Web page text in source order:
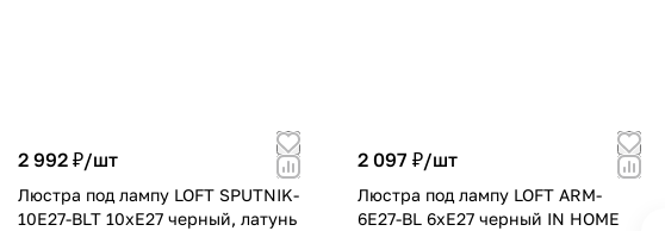
2 992 ₽/шт
Люстра под лампу LOFT SPUTNIK-
10E27-BLT 10хЕ27 черный, латунь
2 097 ₽/шт
Люстра под лампу LOFT ARM-
6E27-BL 6хЕ27 черный IN HOME